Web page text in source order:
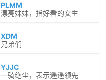
PLMM
漂亮妹妹，指好看的女生
XDM
兄弟们
YJJC
一骑绝尘，表示遥遥领先